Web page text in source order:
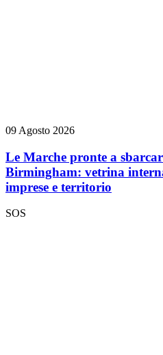
09 Agosto 2026
Le Marche pronte a
Birmingham: vetrina
imprese e territorio
SOS